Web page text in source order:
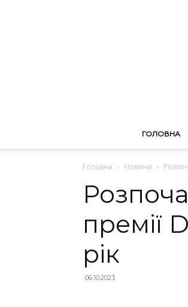
ГОЛОВНА
Головна Новини
премії
рік
06.10.2023